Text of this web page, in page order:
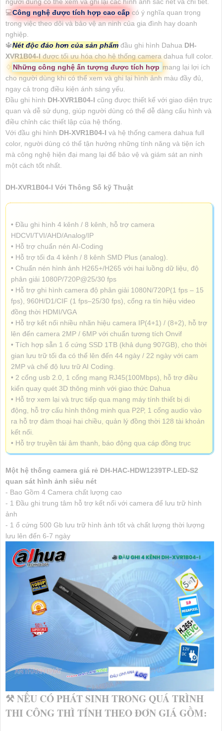
💻Công nghệ được tích hợp cao cấp có ý nghĩa quan trọng
trong việc theo dõi và bảo vệ an ninh của gia đình hay doanh
nghiệp.
🔱Nét độc đáo hơn của sản phẩm đầu ghi hình Dahua DH-
XVR1B04-Iđược tối ưu hóa cho hệ thống camera dahua full color.
♢ Những công nghệ ấn tượng được tích hợp mang lại lợi ích
cho người dùng khi có thể xem và ghi lại hình ảnh màu đầy đủ,
ngay cả trong điều kiện ánh sáng yếu.
Đầu ghi hình DH-XVR1B04-I cũng được thiết kế với giao diện trực
quan và dễ sử dụng, giúp người dùng có thể dễ dàng cấu hình và
điều chỉnh các thiết lập của hệ thống.
Với đầu ghi hình DH-XVR1B04-I và hệ thống camera dahua full
color, người dùng có thể tận hưởng những tính năng và tiện ích
mà công nghệ hiện đại mang lại để bảo vệ và giám sát an ninh
một cách tốt nhất.
DH-XVR1B04-I Với Thông Số kỹ Thuật
• Đầu ghi hình 4 kênh / 8 kênh, hỗ trợ camera
HDCVI/TVI/AHD/Analog/IP
• Hỗ trợ chuẩn nén AI-Coding
• Hỗ trợ tối đa 4 kênh / 8 kênh SMD Plus (analog).
• Chuẩn nén hình ảnh H265+/H265 với hai luồng dữ liệu, độ
phân giải 1080P/720P@25/30 fps
• Hỗ trợ ghi hình camera độ phân giải 1080N/720P(1 fps – 15
fps), 960H/D1/CIF (1 fps–25/30 fps), cổng ra tín hiệu video
đồng thời HDMI/VGA
• Hỗ trợ kết nối nhiều nhãn hiệu camera IP(4+1) / (8+2), hỗ trợ
lên đến camera 2MP / 6MP với chuẩn tương tích Onvif
• Tích hợp sẵn 1 ổ cứng SSD 1TB (khả dụng 907GB), cho thời
gian lưu trữ tối đa có thể lên đến 44 ngày / 22 ngày với cam
2MP và chế độ lưu trữ AI Coding.
• 2 cổng usb 2.0, 1 cổng mạng RJ45(100Mbps), hỗ trợ điều
kiển quay quét 3D thông minh với giao thức Dahua
• Hỗ trợ xem lại và trực tiếp qua mạng máy tính thiết bị di
động, hỗ trợ cấu hình thông minh qua P2P, 1 cổng audio vào
ra hỗ trợ đàm thoại hai chiều, quản lý đồng thời 128 tài khoản
kết nối.
• Hỗ trợ truyền tải âm thanh, báo động qua cáp đồng trục
Một hệ thống camera giá rẻ DH-HAC-HDW1239TP-LED-S2
quan sát hình ảnh siêu nét
- Bao Gồm 4 Camera chất lượng cao
- 1 Đầu ghi trung tâm hỗ trợ kết nối với camera để lưu trữ hình
ảnh
- 1 ổ cứng 500 Gb lưu trữ hình ảnh tốt và chất lượng thời lượng
lưu lên đến 6-7 ngày
⚒ NẾU CÓ PHÁT SINH TRONG QUÁ TRÌNH
THI CÔNG THÌ TÍNH THEO ĐƠN GIÁ GỒM: